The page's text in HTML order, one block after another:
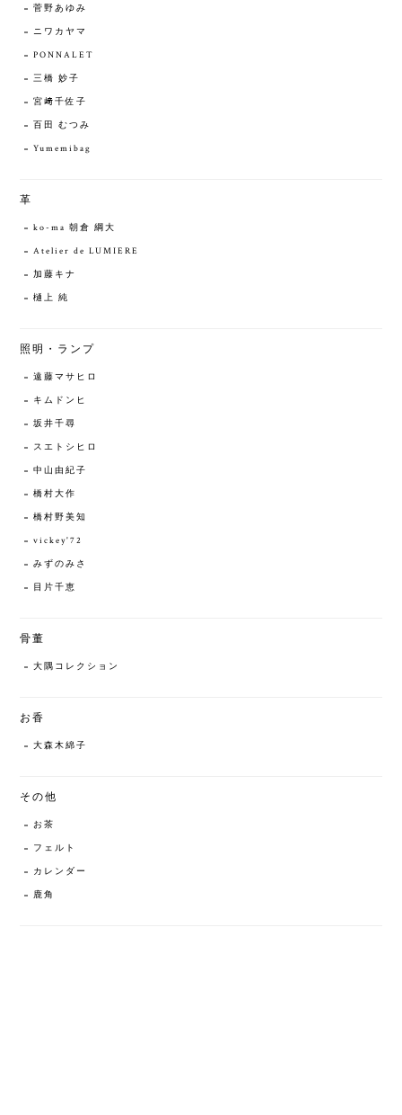
菅野あゆみ
ニワカヤマ
PONNALET
三橋 妙子
宮﨑千佐子
百田 むつみ
Yumemibag
革
ko-ma 朝倉 綱大
Atelier de LUMIERE
加藤キナ
樋上 純
照明・ランプ
遠藤マサヒロ
キムドンヒ
坂井千尋
スエトシヒロ
中山由紀子
橋村大作
橋村野美知
vickey'72
みずのみさ
目片千恵
骨董
大隅コレクション
お香
大森木綿子
その他
お茶
フェルト
カレンダー
鹿角